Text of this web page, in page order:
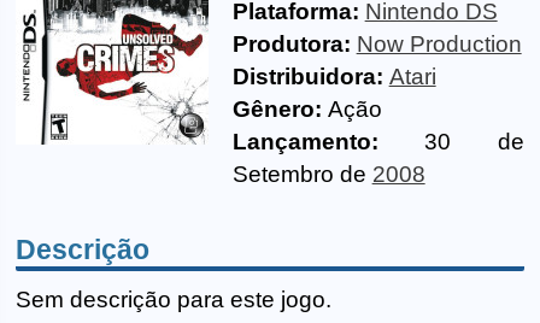
Plataforma: Nintendo DS
Produtora: Now Production
Distribuidora: Atari
Gênero: Ação
Lançamento: 30 de
Setembro de 2008
Descrição
Sem descrição para este jogo.